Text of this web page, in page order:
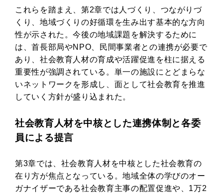
これらを踏まえ、第2章では人づくり、つながりづ
くり、地域づくりの好循環を生み出す基本的な方向
性が示された。今後の地域課題を解決するために
は、首長部局やNPO、民間事業者との連携が必要で
あり、社会教育人材の育成や活躍促進を柱に据える
重要性が強調されている。単一の施設にとどまらな
いネットワークを形成し、面として社会教育を推進
していく方針が盛り込まれた。
社会教育人材を中核とした連携体制と各委
員による提言
第3章では、社会教育人材を中核とした社会教育の
在り方が焦点となっている。地域全体の学びのオー
ガナイザーである社会教育主事の配置促進や、1万2